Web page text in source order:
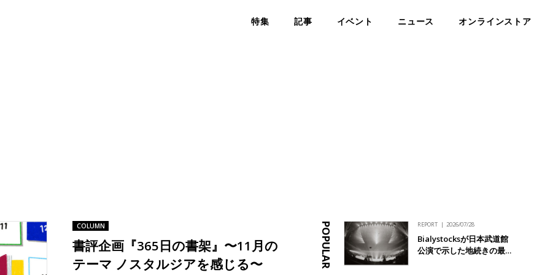
特集 記事 イベント ニュース オンラインストア
COLUMN
書評企画『365日の書架』〜11月の
テーマ ノスタルジアを感じる〜
POPULAR REPORT 2026/07/28
Bialystocksが日本武道館
公演で示した地続きの最…